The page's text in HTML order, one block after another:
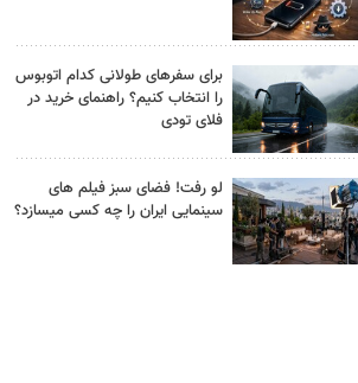
برای سفرهای طولانی کدام اتوبوس
را انتخاب کنیم؟ راهنمای خرید در
فلای تودی
لو رفت! فضای سبز فیلم های
سینمایی ایران را چه کسی میسازد؟